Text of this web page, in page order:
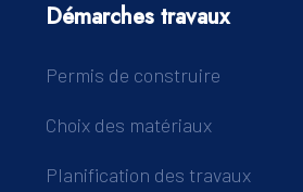
Démarches travaux
Permis de construire
Choix des matériaux
Planification des travaux